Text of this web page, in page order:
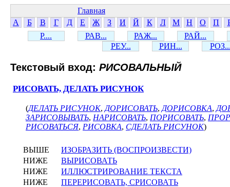
Главная
А
Б В Г Д Е Ж З И Й К Л М Н О П
Р....
РАВ... РАЖ...
РАЙ...
РЕУ...
РИН...
Текстовый вход: РИСОВАЛЬНЫЙ
РИСОВАТЬ, ДЕЛАТЬ РИСУНОК
(ДЕЛАТЬ РИСУНОК, ДОРИСОВАТЬ, ДОРИСОВКА,
ЗАРИСОВЫВАТЬ, НАРИСОВАТЬ, ПОРИСОВАТЬ,
РИСОВАТЬСЯ, РИСОВКА, СДЕЛАТЬ РИСУНОК)
ВЫШЕ
ИЗОБРАЗИТЬ (ВОСПРОИЗВЕСТИ)
НИЖЕ
ВЫРИСОВАТЬ
НИЖЕ
ИЛЛЮСТРИРОВАНИЕ ТЕКСТА
НИЖЕ
ПЕРЕРИСОВАТЬ, СРИСОВАТЬ